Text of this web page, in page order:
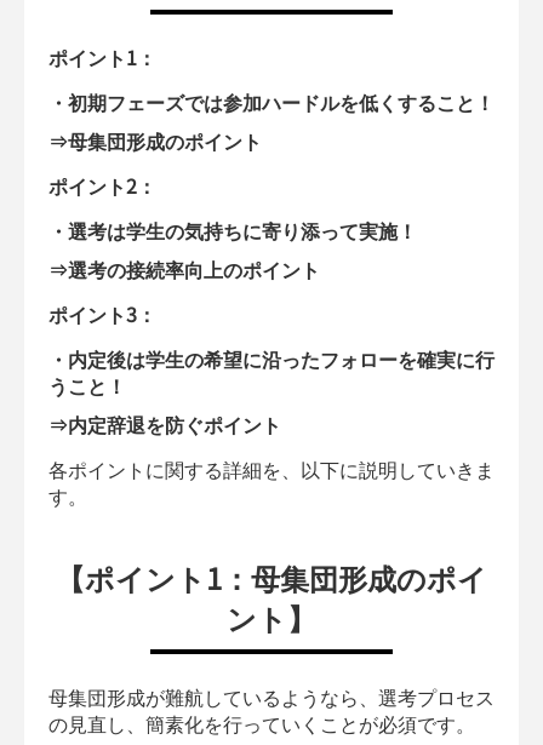
ポイント1：
・初期フェーズでは参加ハードルを低くすること！
⇒母集団形成のポイント
ポイント2：
・選考は学生の気持ちに寄り添って実施！
⇒選考の接続率向上のポイント
ポイント3：
・内定後は学生の希望に沿ったフォローを確実に行
うこと！
⇒内定辞退を防ぐポイント
各ポイントに関する詳細を、以下に説明していきま
す。
【ポイント1：母集団形成のポイ
ント】
母集団形成が難航しているようなら、選考プロセス
の見直し、簡素化を行っていくことが必須です。